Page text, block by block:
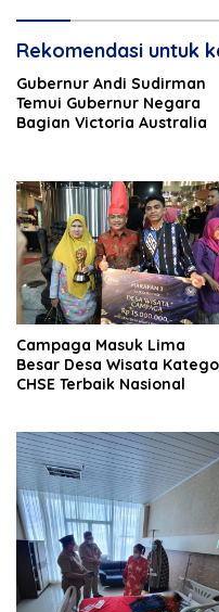
Rekomendasi untuk
Gubernur Andi Sudirman
Temui Gubernur Negara
Bagian Victoria Australia
Campaga Masuk Lima
Besar Desa Wisata
CHSE Terbaik Nasional